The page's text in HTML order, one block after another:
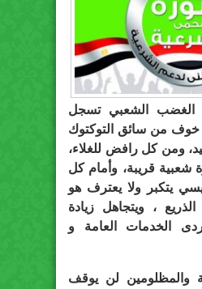
الغضب الشعبي تسجل
من سائق التوكتوك
ومن كل رافض للغلاء،
شعبية قريبة، وأمام كل
يتكبر ولا يعترف هو
، ويتجاهل زيادة
الخدمات العامة و
والمظلومين لن يوقف